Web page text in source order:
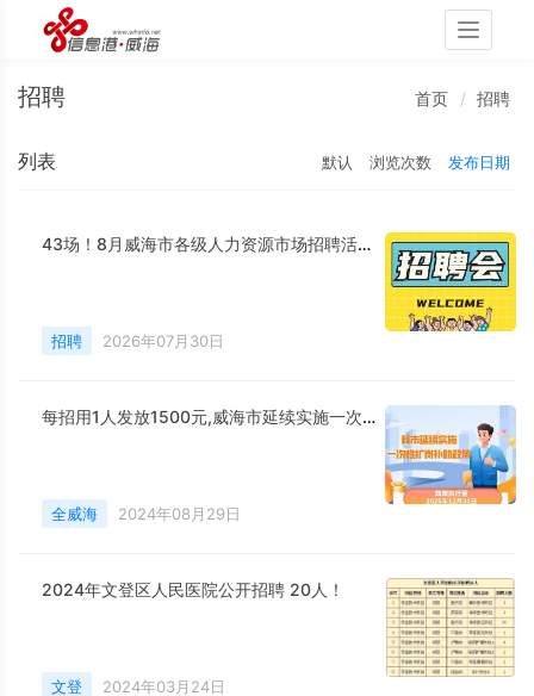
Toggle
招聘 首页 招聘
列表 默认 浏览次数 发布日期
43场！8月威海市各级人力资源市场招聘活动计划公布
招聘 2026年07月30日
每招用1人发放1500元,威海市延续实施一次性扩岗补助政策
全威海 2024年08月29日
2024年文登区人民医院公开招聘 20人！
文登 2024年03月24日